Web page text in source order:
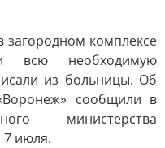
загородном комплексе
всю необходимую
из больницы. Об
сообщили в
министерства
7 июля.